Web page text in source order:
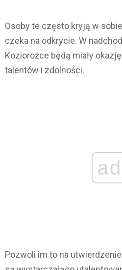
Osoby te często kryją w
czeka na odkrycie. W
Koziorożce będą miały
talentów i zdolności.
ad
Pozwoli im to na